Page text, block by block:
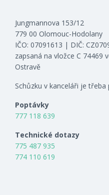
Jungmannova 153/12
779 00 Olomouc-Hodolany
IČO: 07091613 | DIČ:
zapsaná na vložce C 74469
Ostravě
Schůzku v kanceláři je
Poptávky
777 118 639
Technické dotazy
775 487 935
774 110 619